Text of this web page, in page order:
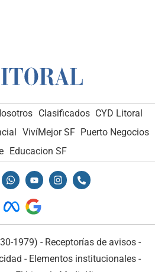
Clasificados CYD Litoral
VivíMejor SF Puerto Negocios
Educacion SF
1979) - Receptorías de avisos -
- Elementos institucionales-